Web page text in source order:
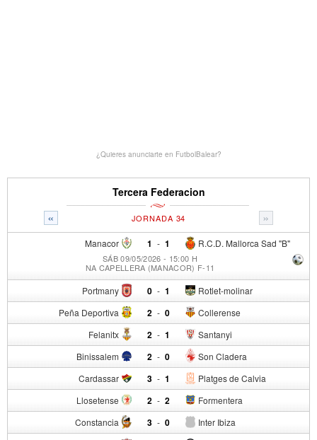
¿Quieres anunciarte en FutbolBalear?
Tercera Federacion
« »
JORNADA 34
Manacor 1 - R.C.D. Mallorca Sad "B"
1
SÁB 09/05/2026 - 15:00 H
NA CAPELLERA (MANACOR) F-11
Portmany 0 - Rotlet-molinar
1
Peña Deportiva 2 - Collerense
0
Felanitx 2 - Santanyi
1
Binissalem 2 - Son Cladera
0
Cardassar 3 - Platges de Calvia
1
Llosetense 2 - Formentera
2
Constancia 3 - Inter Ibiza
0